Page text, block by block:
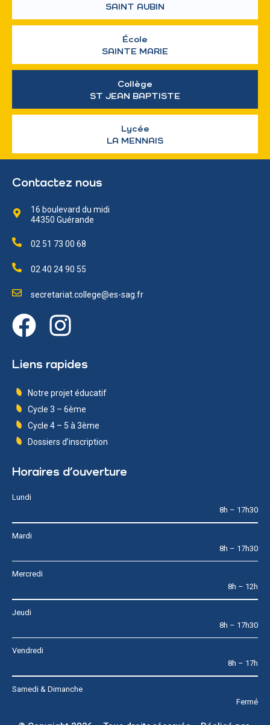
SAINT AUBIN
École
SAINTE MARIE
Collège
ST JEAN BAPTISTE
Lycée
LA MENNAIS
Contactez nous
16 boulevard du midi
44350 Guérande
02 51 73 00 68
02 40 24 90 55
secretariat.college@es-sag.fr
Liens rapides
Notre projet éducatif
Cycle 3 – 6ème
Cycle 4 – 5 à 3ème
Dossiers d’inscription
Horaires d’ouverture
Lundi
8h – 17h30
Mardi
8h – 17h30
Mercredi
8h – 12h
Jeudi
8h – 17h30
Vendredi
8h – 17h
Samedi & Dimanche
Fermé